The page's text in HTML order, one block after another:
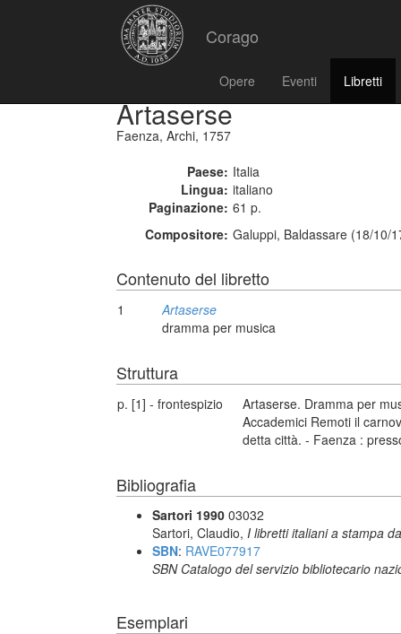
Corago
Opere Eventi Libretti
Artaserse
Faenza, Archi, 1757
Paese: Italia
Lingua: italiano
Paginazione: 61 p.
Compositore: Galuppi, Baldassare (18/10/
Contenuto del libretto
1
Artaserse
dramma per musica
Struttura
p. [1] - frontespizio
Artaserse. Dramma per
Accademici Remoti il
detta città. - Faenza :
Bibliografia
Sartori 1990 03032
Sartori, Claudio, I libretti italiani a stampa
SBN: RAVE077917
SBN Catalogo del servizio bibliotecario
Esemplari